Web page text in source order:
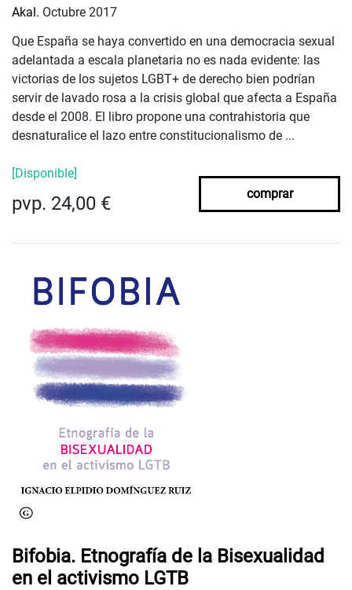
Akal. Octubre 2017
Que España se haya convertido en una democracia sexual
adelantada a escala planetaria no es nada evidente: las
victorias de los sujetos LGBT+ de derecho bien podrían
servir de lavado rosa a la crisis global que afecta a España
desde el 2008. El libro propone una contrahistoria que
desnaturalice el lazo entre constitucionalismo de ...
[Disponible]
pvp. 24,00 € comprar
Bifobia. Etnografía de la Bisexualidad
en el activismo LGTB